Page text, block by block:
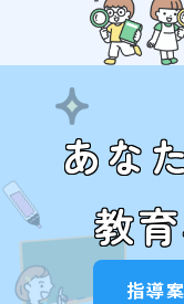
あな
教
指導